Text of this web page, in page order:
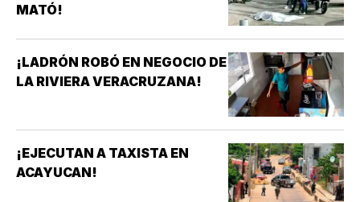
MATÓ!
¡LADRÓN ROBÓ EN NEGOCIO DE
LA RIVIERA VERACRUZANA!
¡EJECUTAN A TAXISTA EN
ACAYUCAN!